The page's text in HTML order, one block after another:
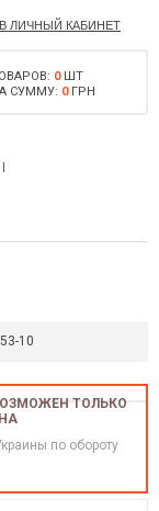
ЛИЧНЫЙ КАБИНЕТ
0ШТ
СУММУ: 0ГРН
10
ТОЛЬКО
по обороту